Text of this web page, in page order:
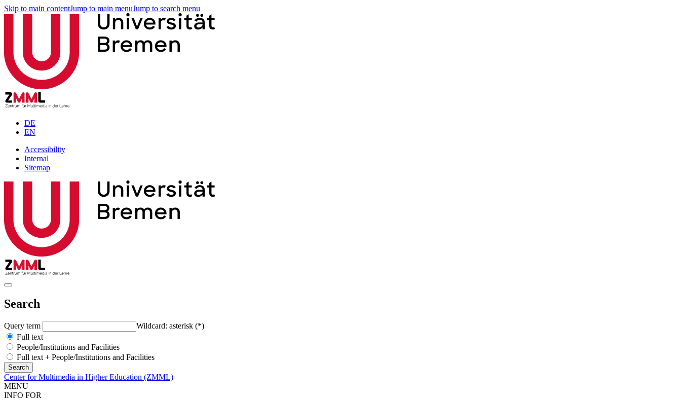
Skip to main contentJump to main menuJump to search menu
DE
EN
Accessibility
Internal
Sitemap
Search
Query term
Wildcard: asterisk (*)
Full text
People/Institutions and Facilities
Full text + People/Institutions and Facilities
Center for Multimedia in Higher Education (ZMML)
MENU
INFO FOR